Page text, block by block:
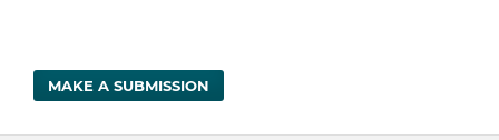
MAKE A SUBMISSION